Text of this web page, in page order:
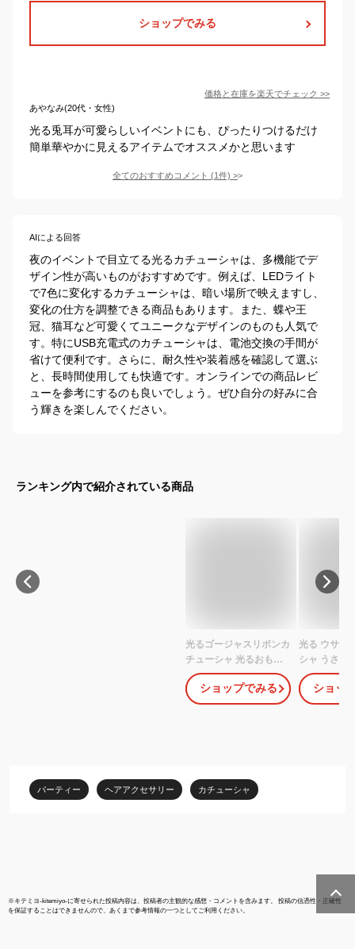
ショップでみる
価格と在庫を楽天でチェック >>
あやなみ(20代・女性)
光る兎耳が可愛らしいイベントにも、ぴったりつけるだけ
簡単華やかに見えるアイテムでオススメかと思います
全てのおすすめコメント (1件) >
AIによる回答
夜のイベントで目立てる光るカチューシャは、多機能でデ
ザイン性が高いものがおすすめです。例えば、LEDライト
で7色に変化するカチューシャは、暗い場所で映えますし、
変化の仕方を調整できる商品もあります。また、蝶や王
冠、猫耳など可愛くてユニークなデザインのものも人気で
す。特にUSB充電式のカチューシャは、電池交換の手間が
省けて便利です。さらに、耐久性や装着感を確認して選ぶ
と、長時間使用しても快適です。オンラインでの商品レビ
ューを参考にするのも良いでしょう。ぜひ自分の好みに合
う輝きを楽しんでください。
ランキング内で紹介されている商品
光るゴージャスリボンカ
チューシャ 光るおもち
ゃ 不良返品不可{ ひかる
おもちゃ 光るオモチャ
大量 セット 祭り 問屋 屋
会 }230[25I10]
ショップでみる
光る ウサギ
シャ うさぎ
ド パーティ
さぎ年 新年
カチューシ
ショッ
パーティー ヘアアクセサリー カチューシャ
※キテミヨ-kitemiyo-に寄せられた投稿内容は、投稿者の主観的な感想・コメントを含みます。 投稿の信憑性・正確性
を保証することはできませんので、あくまで参考情報の一つとしてご利用ください。